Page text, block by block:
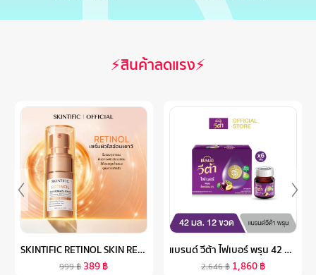
⚡สินค้าลดแรง⚡
SKINTIFIC RETINOL SKIN RENEWAL SERUM เซรั่มเรตินอลเพื่อผิวอ่อนเยาว์ 20ML
999฿ 389฿
แบรนด์ วีต้า ไฟเบอร์ พรุน 42 มล. แพค 12 ขวด X 6 แพค (72 ขวด) (ยกลัง) (VETA)
2,646฿ 1,860฿